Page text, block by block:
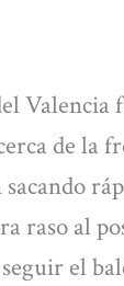
de la
raso al
el